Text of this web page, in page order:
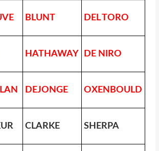
BLUNT DEL TORO
HATHAWAY DE NIRO
DEJONGE OXENBOULD
CLARKE SHERPA